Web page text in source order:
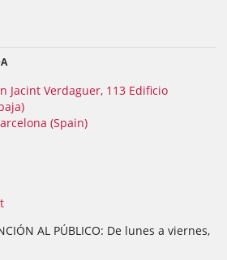
Jacint Verdaguer, 113 Edificio
(Spain)
AL PÚBLICO: De lunes a viernes,